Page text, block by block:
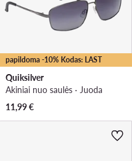
papildoma -10% Kodas: LAST
Quiksilver
Akiniai nuo saulės · Juoda
11,99€